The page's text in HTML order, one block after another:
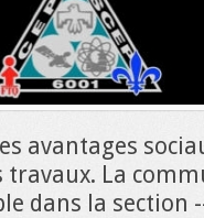
avantages
travaux. La
dans la section